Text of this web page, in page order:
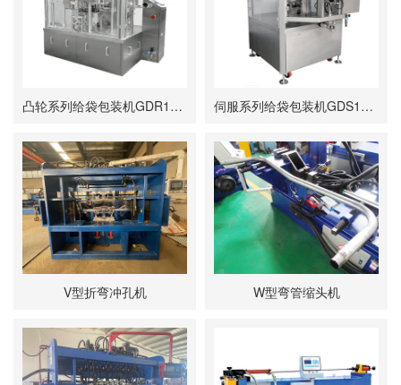
凸轮系列给袋包装机GDR100H 伺服系列给袋包装机GDS100A/80F/80K
V型折弯冲孔机 W型弯管缩头机